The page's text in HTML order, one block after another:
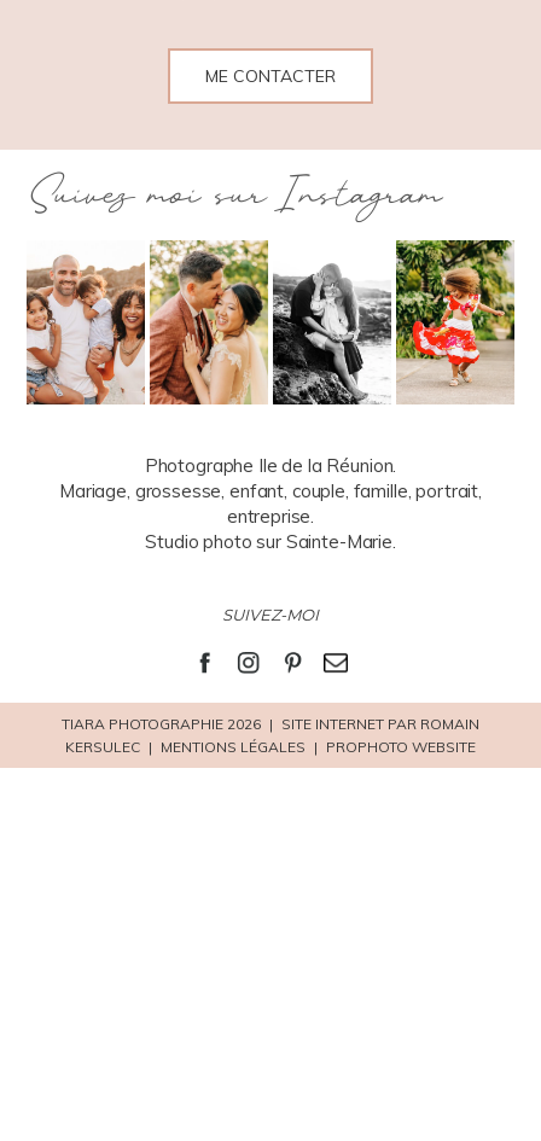
ME CONTACTER
Suivez moi sur Instagram
Photographe Ile de la Réunion.
Mariage, grossesse, enfant, couple, famille, portrait,
entreprise.
Studio photo sur Sainte-Marie.
SUIVEZ-MOI
TIARA PHOTOGRAPHIE 2026 | SITE INTERNET PAR ROMAIN
KERSULEC | MENTIONS LÉGALES | PROPHOTO WEBSITE